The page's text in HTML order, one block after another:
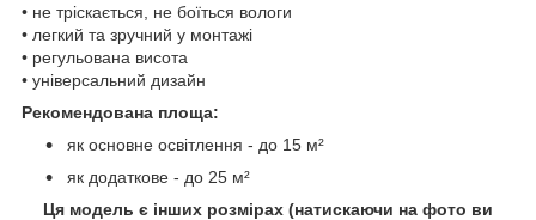
• не тріскається, не боїться вологи
• легкий та зручний у монтажі
• регульована висота
• універсальний дизайн
Рекомендована площа:
як основне освітлення - до 15 м²
як додаткове - до 25 м²
Ця модель є інших розмірах (натискаючи на фото ви